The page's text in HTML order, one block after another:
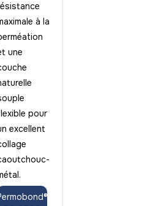
à la
une
pour
excellent